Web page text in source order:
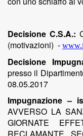
Decisione C.S.A.:
(motivazioni) -
Decisione
presso il
08.05.2017
Impugnazione –
AVVERSO LA
GIORNATE